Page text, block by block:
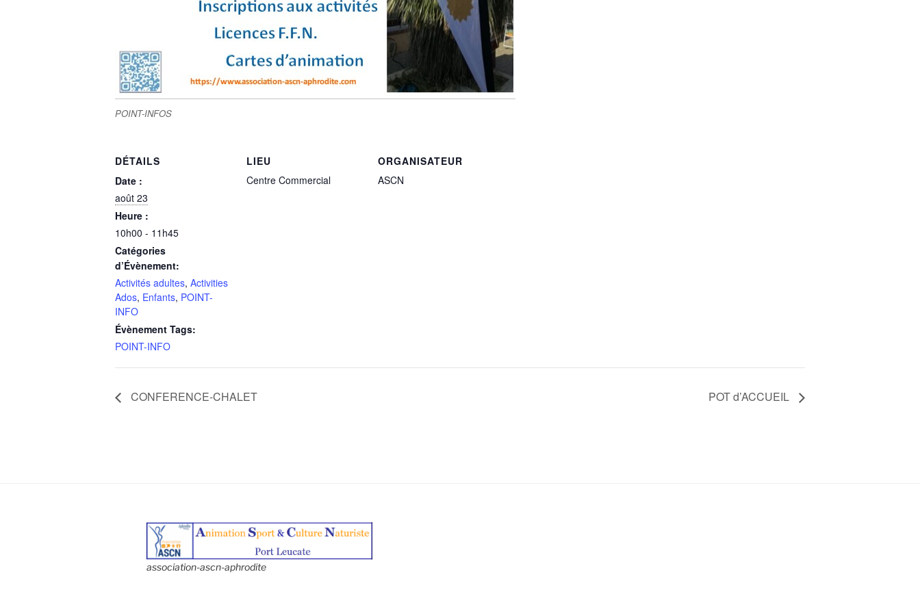
POINT-INFOS
DÉTAILS
Date :
août 23
Heure :
10h00 - 11h45
Catégories
d’Évènement:
Activités adultes, Activities
Ados, Enfants, POINT-
INFO
Évènement Tags:
POINT-INFO
LIEU
Centre Commercial
ORGANISATEUR
ASCN
CONFERENCE-CHALET POT d’ACCUEIL
association-ascn-aphrodite